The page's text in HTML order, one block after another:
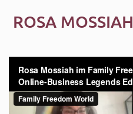
ROSA MOSSIAH